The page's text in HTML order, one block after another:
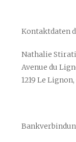
Kontaktdaten
Nathalie Stirati
Avenue du
1219 Le Lignon,